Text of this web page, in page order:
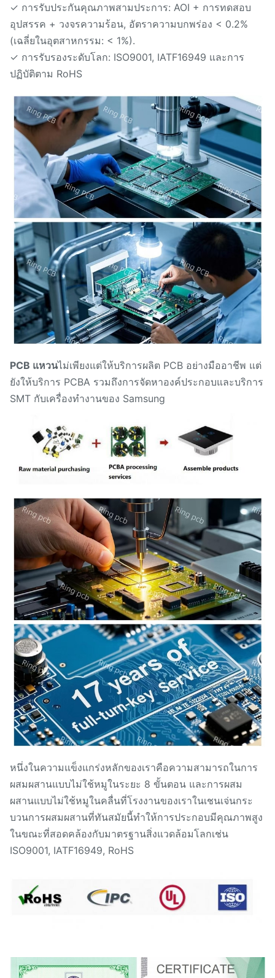
✓ การรับประกันคุณภาพสามประการ: AOI + การทดสอบ
อุปสรรค + วงจรความร้อน, อัตราความบกพร่อง < 0.2%
(เฉลี่ยในอุตสาหกรรม: < 1%).
✓ การรับรองระดับโลก: ISO9001, IATF16949 และการ
ปฏิบัติตาม RoHS
PCB แหวนไม่เพียงแต่ให้บริการผลิต PCB อย่างมืออาชีพ แต่
ยังให้บริการ PCBA รวมถึงการจัดหาองค์ประกอบและบริการ
SMT กับเครื่องทํางานของ Samsung
หนึ่งในความแข็งแกร่งหลักของเราคือความสามารถในการ
ผสมผสานแบบไม่ใช้หมูในระยะ 8 ขั้นตอน และการผสม
ผสานแบบไม่ใช้หมูในคลื่นที่โรงงานของเราในเชนเจ่นกระ
บวนการผสมผสานที่ทันสมัยนี้ทําให้การประกอบมีคุณภาพสูง
ในขณะที่สอดคล้องกับมาตรฐานสิ่งแวดล้อมโลกเช่น
ISO9001, IATF16949, RoHS